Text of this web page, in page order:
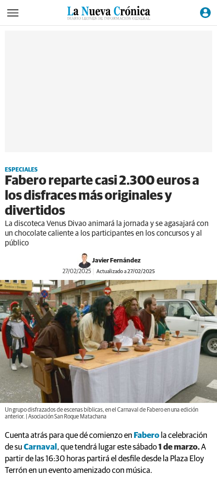
ESPECIALES
Fabero reparte casi 2.300 euros a
los disfraces más originales y
divertidos
La discoteca Venus Divao animará la jornada y se agasajará con
un chocolate caliente a los participantes en los concursos y al
público
Javier Fernández
27/02/2025 Actualizado a 27/02/2025
Un grupo disfrazados de escenas bíblicas, en el Carnaval de Fabero en una edición
anterior. | Asociación San Roque Matachana
Cuenta atrás para que dé comienzo en Fabero la celebración
de su Carnaval , que tendrá lugar este sábado1 de marzo.A
partir de las 16:30 horas partirá el desfile desde la Plaza Eloy
Terrón en un evento amenizado con música.